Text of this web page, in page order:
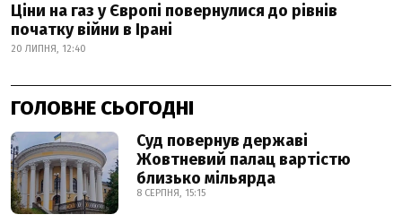
Ціни на газ у Європі повернулися до рівнів
початку війни в Ірані
20 ЛИПНЯ, 12:40
ГОЛОВНЕ СЬОГОДНІ
Суд повернув державі
Жовтневий палац вартістю
близько мільярда
8 СЕРПНЯ, 15:15